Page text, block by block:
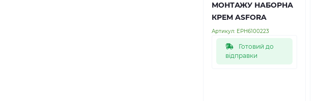
МОНТАЖУ НАБОРНА
КРЕМ ASFORA
Артикул: EPH6100223
Готовий до
відправки